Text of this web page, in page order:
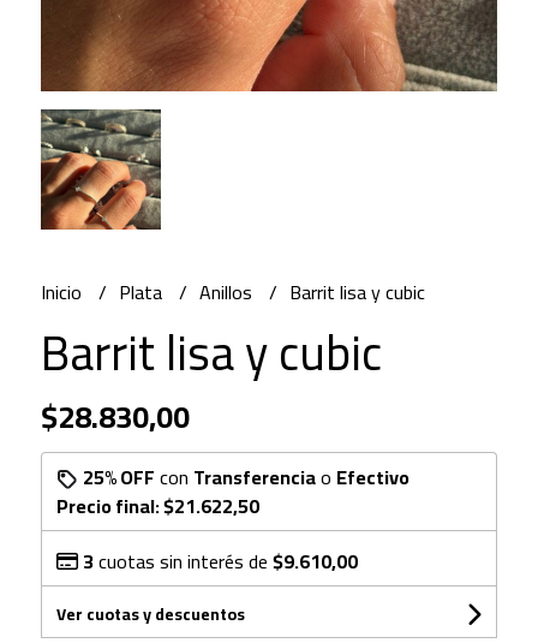
Inicio Plata Anillos Barrit lisa y cubic
Barrit lisa y cubic
$28.830,00
25% OFFcon Transferenciao Efectivo
Precio final:$21.622,50
3cuotas sin interés de$9.610,00
Ver cuotas y descuentos